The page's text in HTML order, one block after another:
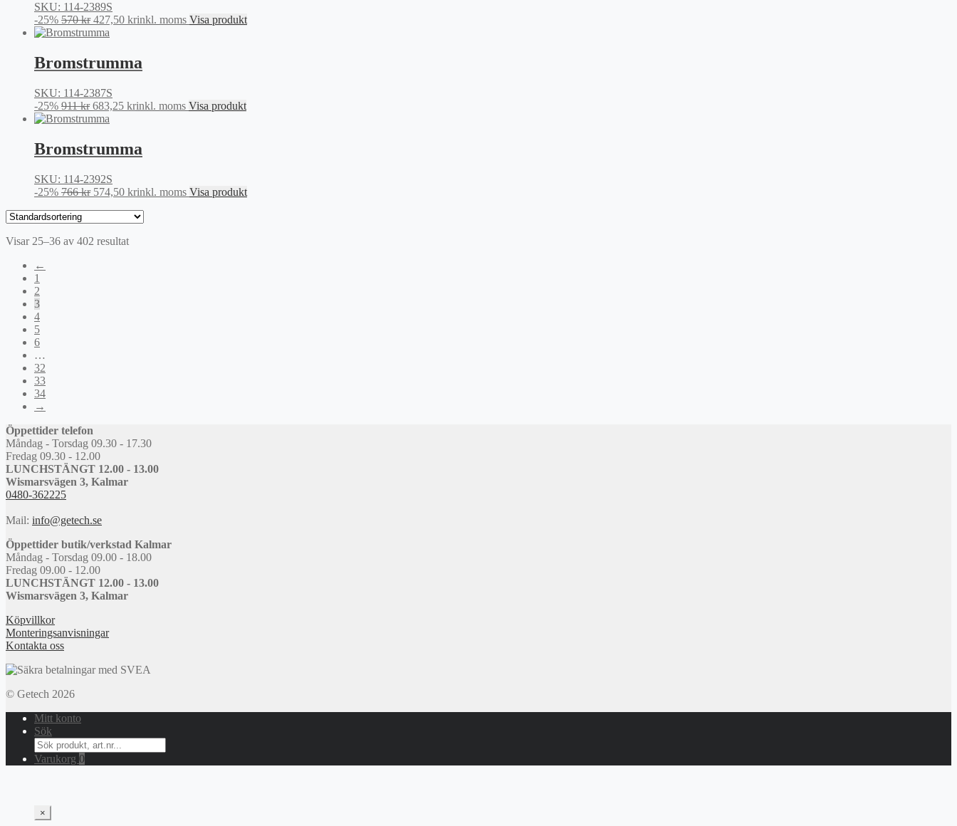
SKU: 114-2389S
-25% 570kr Det
ursprungliga
var:
570 kr.
427,50 krDet
är:
427,50 kr.
inkl. moms Visa produkt
Bromstrumma
SKU: 114-2387S
-25% 911kr Det
ursprungliga
911 kr.
683,25 krDet
683,25 kr.
inkl. moms Visa produkt
Bromstrumma
SKU: 114-2392S
-25% 766kr Det
766 kr.
574,50 krDet
priset
inkl. moms Visa produkt
Visar 25–36 av 402 resultat
←
1
2
3
4
5
6
…
32
33
34
→
Öppettider telefon
Måndag - Torsdag 09.30 - 17.30
Fredag 09.30 - 12.00
LUNCHSTÄNGT 12.00 - 13.00
Wismarsvägen 3, Kalmar
0480-362225
Mail: info@getech.se
Öppettider butik/verkstad Kalmar
Måndag - Torsdag 09.00 - 18.00
Fredag 09.00 - 12.00
LUNCHSTÄNGT 12.00 - 13.00
Wismarsvägen 3, Kalmar
Köpvillkor
Monteringsanvisningar
Kontakta oss
© Getech 2026
Mitt konto
Sök
Search
for:
Varukorg 0
×